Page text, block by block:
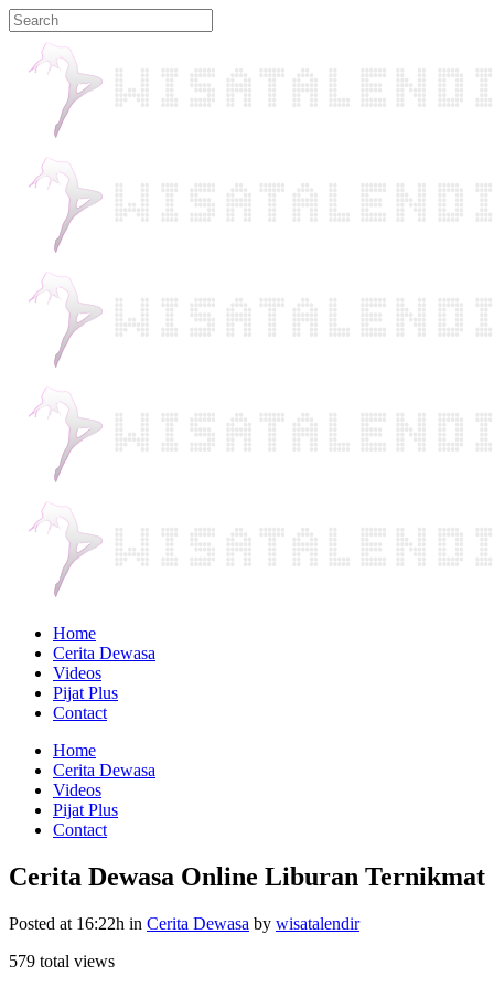
Home
Cerita Dewasa
Videos
Pijat Plus
Contact
Home
Cerita Dewasa
Videos
Pijat Plus
Contact
Cerita Dewasa Online Liburan Ternikmat
Posted at 16:22h in Cerita Dewasa by wisatalendir
579 total views